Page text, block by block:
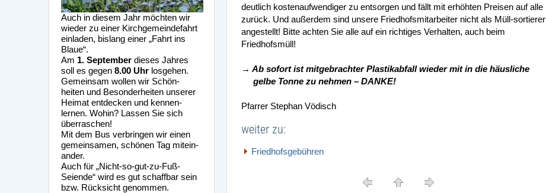
deutlich kostenaufwendiger zu entsorgen und fällt mit erhöhten Preisen auf alle
zurück. Und außerdem sind unsere Friedhofsmitarbeiter nicht als Müll-sortierer
angestellt! Bitte achten Sie alle auf ein richtiges Verhalten, auch beim
Friedhofsmüll!
→ Ab sofort ist mitgebrachter Plastikabfall wieder mit in die häusliche
gelbe Tonne zu nehmen – DANKE!
Pfarrer Stephan Vödisch
weiter zu:
Friedhofsgebühren
Auch in diesem Jahr möchten wir
wieder zu einer Kirchgemeindefahrt
einladen, bislang einer „Fahrt ins
Blaue“.
Am 1. September dieses Jahres
soll es gegen 8.00 Uhr losgehen.
Gemeinsam wollen wir Schön-
heiten und Besonderheiten unserer
Heimat entdecken und kennen-
lernen. Wohin? Lassen Sie sich
überraschen!
Mit dem Bus verbringen wir einen
gemeinsamen, schönen Tag mitein-
ander.
Auch für „Nicht-so-gut-zu-Fuß-
Seiende“ wird es gut schaffbar sein
bzw. Rücksicht genommen.